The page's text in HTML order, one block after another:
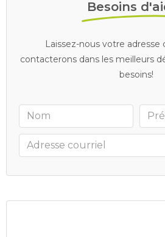
Besoins
Laissez-nous votre adresse
contacterons dans les meilleurs
besoins!